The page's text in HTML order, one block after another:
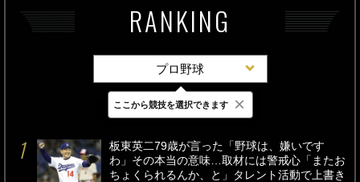
RANKING
プロ野球
最新 24時間 週間
板東英二79歳が言った「野球は、嫌いです
わ」その本当の意味…取材には警戒心「またお
ちょくられるんか、と」タレント活動で上書き
ここから競技を選択できます ×